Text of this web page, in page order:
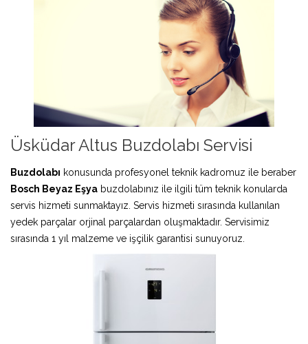
Üsküdar Altus Buzdolabı Servisi
Buzdolabı konusunda profesyonel teknik kadromuz ile beraber
Bosch Beyaz Eşya buzdolabınız ile ilgili tüm teknik konularda
servis hizmeti sunmaktayız. Servis hizmeti sırasında kullanılan
yedek parçalar orjinal parçalardan oluşmaktadır. Servisimiz
sırasında 1 yıl malzeme ve işçilik garantisi sunuyoruz.